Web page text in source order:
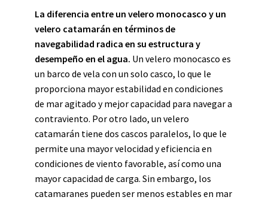
La diferencia entre un velero monocasco y un
velero catamarán en términos de
navegabilidad radica en su estructura y
desempeño en el agua. Un velero monocasco es
un barco de vela con un solo casco, lo que le
proporciona mayor estabilidad en condiciones
de mar agitado y mejor capacidad para navegar a
contraviento. Por otro lado, un velero
catamarán tiene dos cascos paralelos, lo que le
permite una mayor velocidad y eficiencia en
condiciones de viento favorable, así como una
mayor capacidad de carga. Sin embargo, los
catamaranes pueden ser menos estables en mar